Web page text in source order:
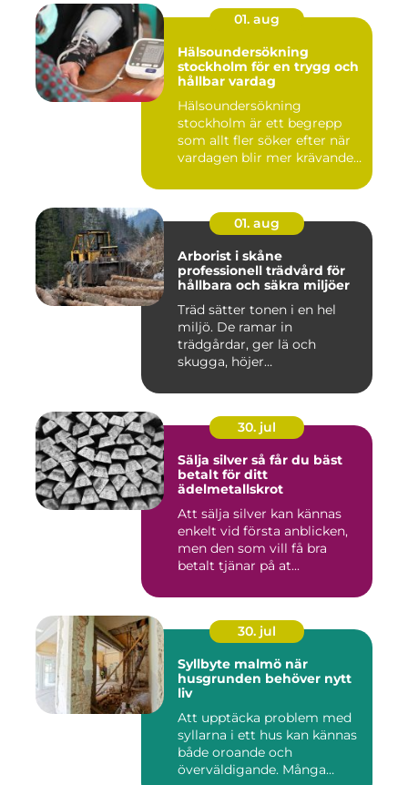
01. aug
Hälsoundersökning
stockholm för en trygg och
hållbar vardag
Hälsoundersökning
stockholm är ett begrepp
som allt fler söker efter när
vardagen blir mer krävande
01. aug
Arborist i skåne
professionell trädvård för
hållbara och säkra miljöer
Träd sätter tonen i en hel
miljö. De ramar in
trädgårdar, ger lä och
skugga, höjer
30. jul
Sälja silver så får du bäst
betalt för ditt
ädelmetallskrot
Att sälja silver kan kännas
enkelt vid första anblicken,
men den som vill få bra
betalt tjänar på at...
30. jul
Syllbyte malmö när
husgrunden behöver nytt
liv
Att upptäcka problem med
syllarna i ett hus kan kännas
både oroande och
överväldigande. Många